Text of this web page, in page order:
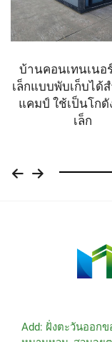
บ้านคอนเทนเนอ
เล็กแบบพับเก็บได้
แคมป์ ใช้เป็นโก
เล็ก
Add: ฝั่งตะวันออก